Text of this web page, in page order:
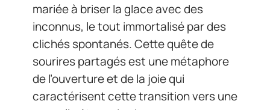
mariée à briser la glace avec des
inconnus, le tout immortalisé par des
clichés spontanés. Cette quête de
sourires partagés est une métaphore
de l’ouverture et de la joie qui
caractérisent cette transition vers une